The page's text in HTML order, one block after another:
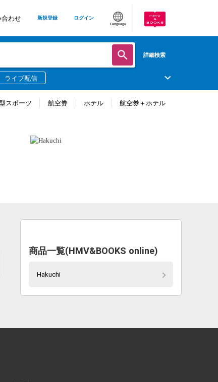
合わせ 新規登録 ログイン
Language
詳細検索
ライブ配信
スポーツ 航空券 ホテル 航空券＋ホテル
商品一覧(HMV&BOOKS online)
Hakuchi